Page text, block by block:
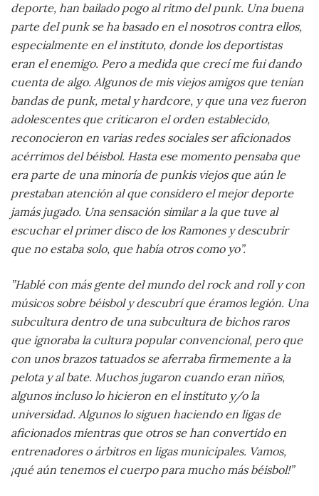
deporte, han bailado pogo al ritmo del punk. Una buena
parte del punk se ha basado en el nosotros contra ellos,
especialmente en el instituto, donde los deportistas
eran el enemigo. Pero a medida que crecí me fui dando
cuenta de algo. Algunos de mis viejos amigos que tenían
bandas de punk, metal y hardcore, y que una vez fueron
adolescentes que criticaron el orden establecido,
reconocieron en varias redes sociales ser aficionados
acérrimos del béisbol. Hasta ese momento pensaba que
era parte de una minoría de punkis viejos que aún le
prestaban atención al que considero el mejor deporte
jamás jugado. Una sensación similar a la que tuve al
escuchar el primer disco de los Ramones y descubrir
que no estaba solo, que había otros como yo”.
”Hablé con más gente del mundo del rock and roll y con
músicos sobre béisbol y descubrí que éramos legión. Una
subcultura dentro de una subcultura de bichos raros
que ignoraba la cultura popular convencional, pero que
con unos brazos tatuados se aferraba firmemente a la
pelota y al bate. Muchos jugaron cuando eran niños,
algunos incluso lo hicieron en el instituto y/o la
universidad. Algunos lo siguen haciendo en ligas de
aficionados mientras que otros se han convertido en
entrenadores o árbitros en ligas municipales. Vamos,
¡qué aún tenemos el cuerpo para mucho más béisbol!”